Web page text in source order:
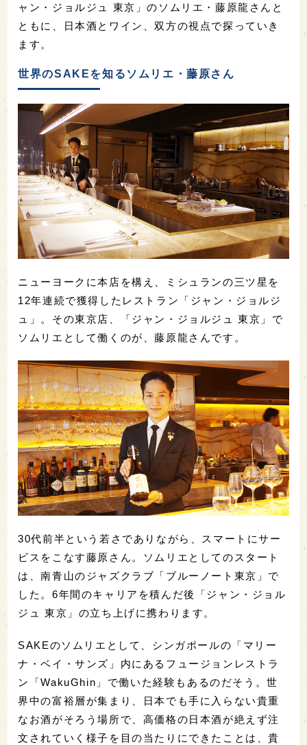
ャン・ジョルジュ 東京」のソムリエ・藤原龍さんと
ともに、日本酒とワイン、双方の視点で探っていき
ます。
世界のSAKEを知るソムリエ・藤原さん
ニューヨークに本店を構え、ミシュランの三ツ星を
12年連続で獲得したレストラン「ジャン・ジョルジ
ュ」。その東京店、「ジャン・ジョルジュ 東京」で
ソムリエとして働くのが、藤原龍さんです。
30代前半という若さでありながら、スマートにサー
ビスをこなす藤原さん。ソムリエとしてのスタート
は、南青山のジャズクラブ「ブルーノート東京」で
した。6年間のキャリアを積んだ後「ジャン・ジョル
ジュ 東京」の立ち上げに携わります。
SAKEのソムリエとして、シンガポールの「マリー
ナ・ベイ・サンズ」内にあるフュージョンレストラ
ン「WakuGhin」で働いた経験もあるのだそう。世
界中の富裕層が集まり、日本でも手に入らない貴重
なお酒がそろう場所で、高価格の日本酒が絶えず注
文されていく様子を目の当たりにできたことは、貴